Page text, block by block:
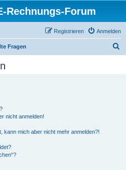
Rechnungs-Forum
Anmelden
Registrieren
Fragen
nicht anmelden!
kann mich aber nicht mehr anmelden?!